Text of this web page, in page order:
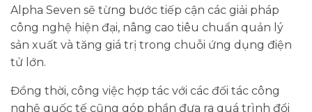
Alpha Seven sẽ từng bước tiếp cận các giải pháp
công nghệ hiện đại, nâng cao tiêu chuẩn quản lý
sản xuất và tăng giá trị trong chuỗi ứng dụng điện
tử lớn.
Đồng thời, công việc hợp tác với các đối tác công
nghệ quốc tế cũng góp phần đưa ra quá trình đổi